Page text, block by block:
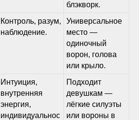
блэкворк.
Контроль, разум,
наблюдение.
Универсальное
место —
одиночный
ворон, голова
или крыло.
Интуиция,
внутренняя
энергия,
индивидуальнос
Подходит
девушкам —
лёгкие силуэты
или вороны в